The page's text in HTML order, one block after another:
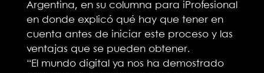
Argentina, en su columna para iProfesional
en donde explicó qué hay que tener en
cuenta antes de iniciar este proceso y las
ventajas que se pueden obtener.
“El mundo digital ya nos ha demostrado